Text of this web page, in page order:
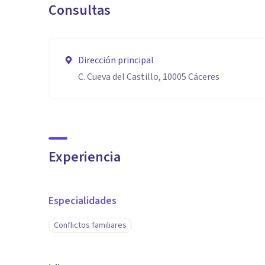
Ser carismática en todas las facetas laborales y
Consultas
Dirección principal
C. Cueva del Castillo, 10005 Cáceres
Experiencia
Especialidades
Conflictos familiares